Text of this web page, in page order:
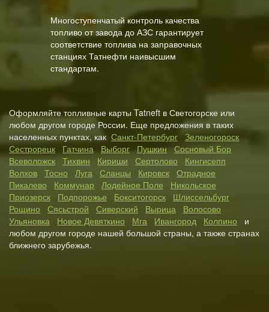
Многоступенчатый контроль качества
топливо от завода до АЗС гарантирует
соответствие топлива на заправочных
станциях Татнефти наивысшим
стандартам.
Оформляйте топливные карты Tatneft в Светогорске или
любом другом городе России. Еще предложения в таких
населенных пунктах, как Санкт-Петербург Зеленогороск
Сестрорецк
Гатчина Выборг Пушкин Сосновый Бор
Всеволожск Тихвин Кириши Сертолово
Кингисепп
Волхов Тосно Луга Сланцы Кировск Отрадное
Пикалево
Коммунар Лодейное Поле
Никольское
Приозерск
Подпорожье Бокситогорск
Шлиссельбург
Рощино
Сясьстрой Сиверский Вырица
Волосово
Ульяновка
Новое Девяткино Мга Ивангород Колпино и
любом другом городе нашей большой страны, а также странах
ближнего зарубежья.